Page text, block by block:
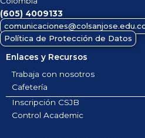
(605) 4009133
Política de Protección de Datos
Enlaces y Recursos
Trabaja con nosotros
Cafetería
Inscripción CSJB
Control Academic